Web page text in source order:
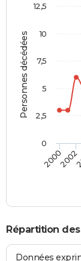
Personnes décédées
20002002
0
2,5
5
7,5
10
12,5
Répartition
Données